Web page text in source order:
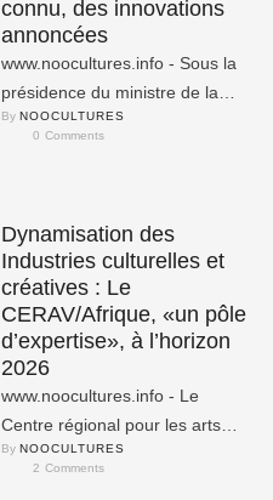
connu, des innovations
annoncées
www.noocultures.info - Sous la
présidence du ministre de la
Culture et de le Communication,
By NOOCULTURES
0 Comments
Dynamisation des
Industries culturelles et
créatives : Le
CERAV/Afrique, «un pôle
d’expertise», à l’horizon
2026
www.noocultures.info - Le
Centre régional pour les arts
vivants en Afrique
By NOOCULTURES
2 Comments